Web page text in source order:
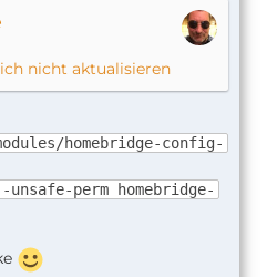
nicht aktualisieren
homebridge-config-
perm homebridge-